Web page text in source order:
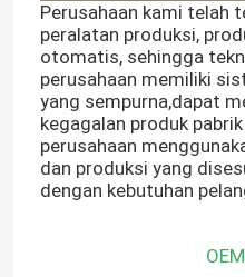
Hubungi Kami
Berita
Minta Kutipan
Motor Perjalanan
Perusahaan kami telah
peralatan produksi,
otomatis, sehingga
perusahaan memiliki
yang sempurna,dapat
kegagalan produk
perusahaan
dan produksi yang
dengan kebutuhan